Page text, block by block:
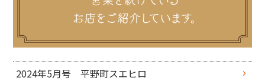
2024年5月号 平野町スエヒロ